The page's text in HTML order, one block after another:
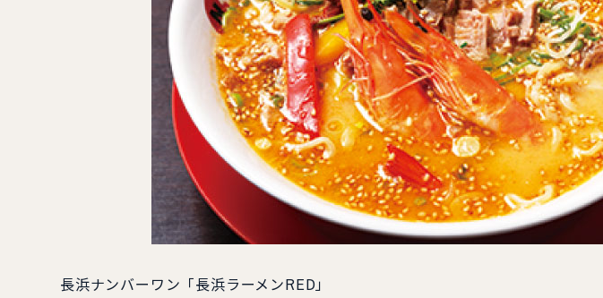
長浜ナンバーワン「長浜ラーメンRED」